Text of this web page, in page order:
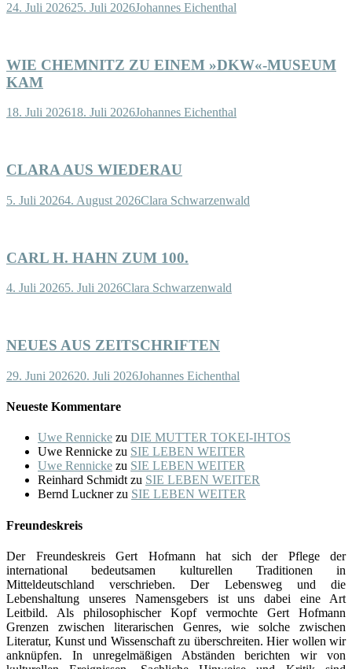
24. Juli 202625. Juli 2026Johannes Eichenthal
WIE CHEMNITZ ZU EINEM »DKW«-MUSEUM
KAM
18. Juli 202618. Juli 2026Johannes Eichenthal
CLARA AUS WIEDERAU
5. Juli 20264. August 2026Clara Schwarzenwald
CARL H. HAHN ZUM 100.
4. Juli 20265. Juli 2026Clara Schwarzenwald
NEUES AUS ZEITSCHRIFTEN
29. Juni 202620. Juli 2026Johannes Eichenthal
Neueste Kommentare
Uwe Rennicke zu DIE MUTTER TOKEI-IHTOS
Uwe Rennicke zu SIE LEBEN WEITER
Uwe Rennicke zu SIE LEBEN WEITER
Reinhard Schmidt zu SIE LEBEN WEITER
Bernd Lucknerzu SIE LEBEN WEITER
Freundeskreis
Der Freundeskreis Gert Hofmann hat sich der Pflege der
international bedeutsamen kulturellen Traditionen in
Mitteldeutschland verschrieben. Der Lebensweg und die
Lebenshaltung unseres Namensgebers ist uns dabei eine Art
Leitbild. Als philosophischer Kopf vermochte Gert Hofmann
Grenzen zwischen literarischen Genres, wie solche zwischen
Literatur, Kunst und Wissenschaft zu überschreiten. Hier wollen wir
anknüpfen. In unregelmäßigen Abständen berichten wir von